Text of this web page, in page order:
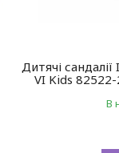
Дитячі
VI Kids
В